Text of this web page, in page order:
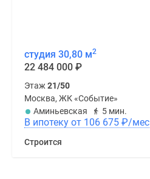
студия 30,80 м2
22 484 000 ₽
Этаж21/50
Москва, ЖК «Событие»
Аминьевская
5 мин.
В ипотеку от 106 675 ₽/мес
Строится